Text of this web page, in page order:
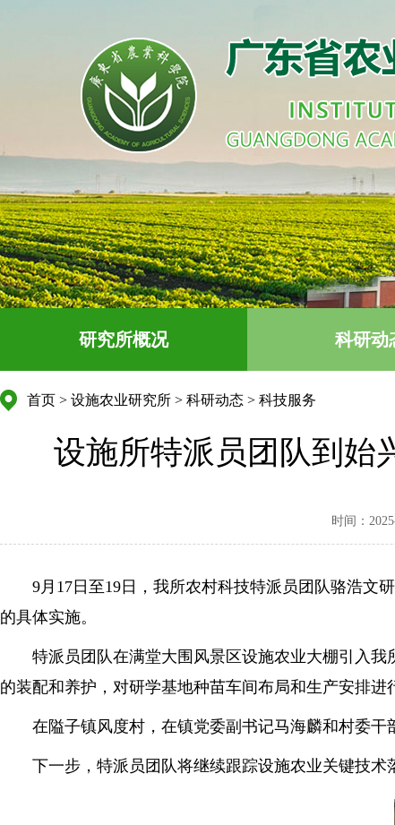
研究所概况 科研动
首页 > 设施农业研究所 > 科研动态 > 科技服务
设施所特派员团队到始
时间：
9月17日至19日，我所农村科技特派员团队骆浩文
的具体实施。
特派员团队在满堂大围风景区设施农业大棚引入
的装配和养护，对研学基地种苗车间布局和生产安排进
在隘子镇风度村，在镇党委副书记马海麟和村委
下一步，特派员团队将继续跟踪设施农业关键技